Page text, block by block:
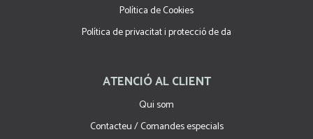
Política de Cookies
Política de privacitat i protecció de da
ATENCIÓ AL CLIENT
Qui som
Contacteu / Comandes especials